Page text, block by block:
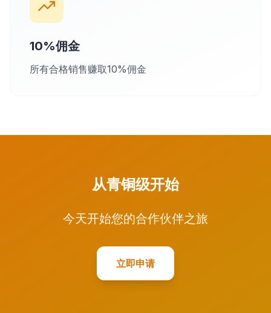
10%佣金
所有合格销售赚取10%佣金
从青铜级开始
今天开始您的合作伙伴之旅
立即申请